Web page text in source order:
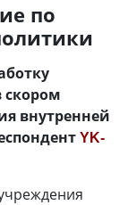
по
скором
внутренней
YK-